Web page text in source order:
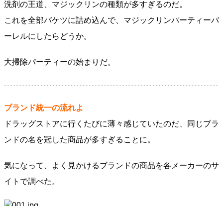
洗剤の王道、マジックリンの種類が多すぎるのだ。
これを全部バケツに詰め込んで、マジックリンパーティーバ
ーレルにしたらどうか。
大掃除パーティーの始まりだ。
ブランド統一の流れよ
ドラッグストアに行くたびに薄々感じていたのだ、同じブラ
ンドの名を冠した商品が多すぎることに。
気になって、よく見かけるブランドの商品を各メーカーのサ
イトで調べた。